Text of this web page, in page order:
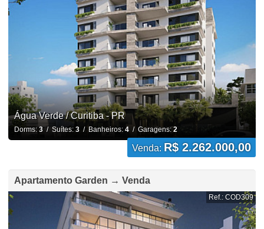
Água Verde / Curitiba - PR
Dorms:3/ Suítes: 3/ Banheiros: 4/ Garagens: 2
Venda: R$ 2.262.000,00
Apartamento Garden → Venda
Ref.: COD309